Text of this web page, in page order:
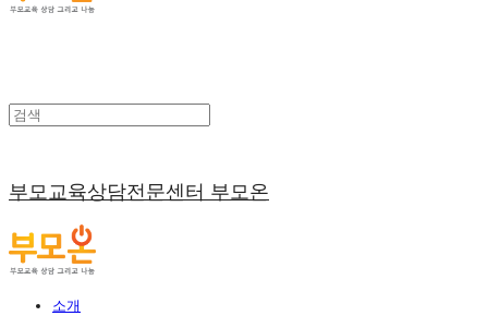
부모교육상담전문센터 부모온
소개